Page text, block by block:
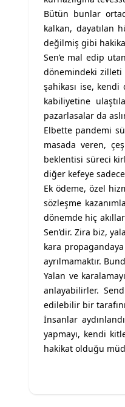
Bütün bunlar
kalkan, dayatılan
değilmiş gibi
Sen’e mal edip
dönemindeki zilleti
şahikası ise, kendi
kabiliyetine
pazarlasalar da
Elbette pandemi
masada veren,
beklentisi süreci
diğer kefeye
Ek ödeme, özel
sözleşme
dönemde hiç
Sen’dir. Zira biz,
kara
ayrılmamaktır.
Yalan ve
anlayabilirler.
edilebilir bir
İnsanlar
yapmayı, kendi
hakikat olduğu